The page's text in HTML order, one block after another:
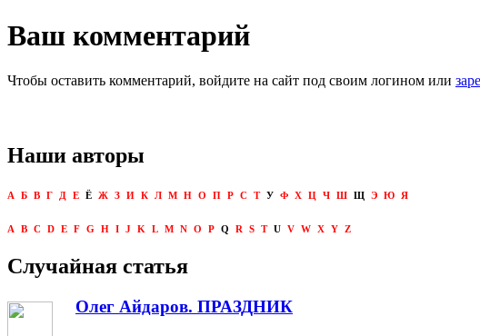
Ваш комментарий
Чтобы оставить комментарий, войдите на сайт под своим логином или
Наши авторы
А Б В Г Д Е Ё Ж З И К Л М Н О П Р С Т У Ф Х Ц Ч Ш Щ Э Ю Я
A B C D E F G H I J K L M N O P Q R S T U V W X Y Z
Случайная статья
Олег Айдаров. ПРАЗДНИК